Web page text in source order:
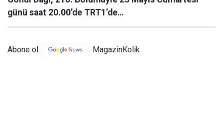
günü saat 20.00’de TRT1’de…
Abone ol MagazinKolik